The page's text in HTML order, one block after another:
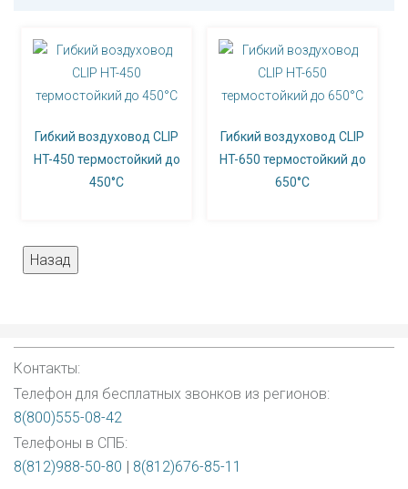
Гибкий воздуховод CLIP
HT-450 термостойкий до
450°С
Гибкий воздуховод CLIP
HT-650 термостойкий до
650°С
Контакты:
Телефон для бесплатных звонков из регионов:
8(800)555-08-42
Телефоны в СПБ:
8(812)988-50-80 | 8(812)676-85-11